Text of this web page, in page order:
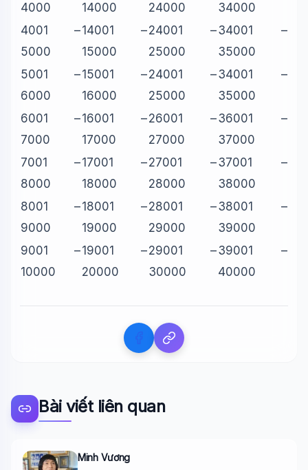
4000
14000
24000
34000
4001 –
5000
14001 –
15000
24001 –
25000
34001 –
35000
5001 –
6000
15001 –
16000
24001 –
25000
34001 –
35000
6001 –
7000
16001 –
17000
26001 –
27000
36001 –
37000
7001 –
8000
17001 –
18000
27001 –
28000
37001 –
38000
8001 –
9000
18001 –
19000
28001 –
29000
38001 –
39000
9001 –
10000
19001 –
20000
29001 –
30000
39001 –
40000
Bài viết liên quan
Minh Vương
🪐 Sao Mộc là gì?
📚 Lịch sử Việt Nam
🔬 Albert Einstein